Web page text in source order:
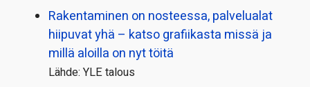
Rakentaminen on nosteessa, palvelualat
hiipuvat yhä – katso grafiikasta missä ja
millä aloilla on nyt töitä
Lähde: YLE talous